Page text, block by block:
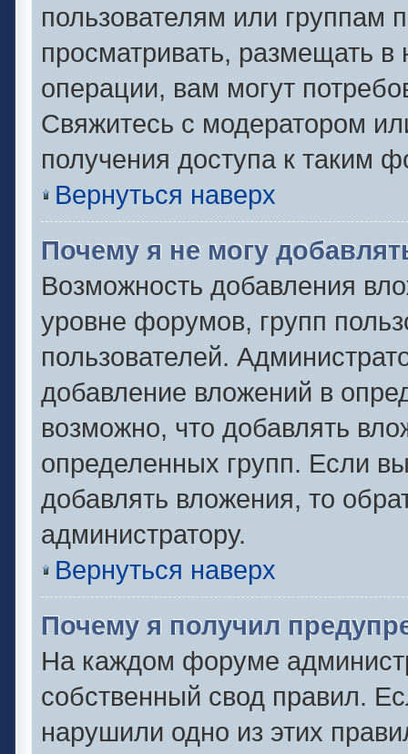
пользователям или группам
просматривать, размещать
операции, вам могут
Свяжитесь с модератором
получения доступа к таким
Вернуться наверх
Почему я не могу
Возможность добавления
уровне форумов, групп
пользователей.
добавление вложений в
возможно, что добавлять
определенных групп. Если
добавлять вложения, то
администратору.
Вернуться наверх
Почему я получил
На каждом форуме
собственный свод правил.
нарушили одно из этих